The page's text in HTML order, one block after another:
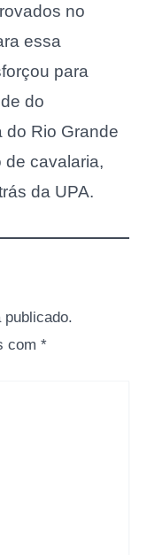
no
essa
para
do
do Rio Grande
de cavalaria,
da UPA.
publicado.
com *